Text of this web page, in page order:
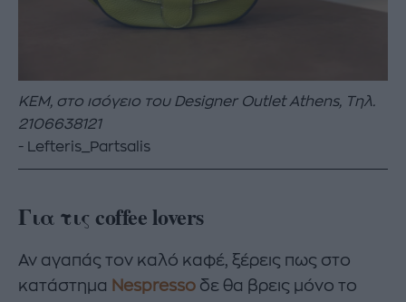
KEM, στο ισόγειο τουDesigner Outlet Athens, Τηλ.
2106638121
Lefteris_Partsalis
Για τις coffee lovers
Αν αγαπάς τον καλό καφέ, ξέρεις πως στο
κατάστημα Nespresso δε θα βρεις μόνο το